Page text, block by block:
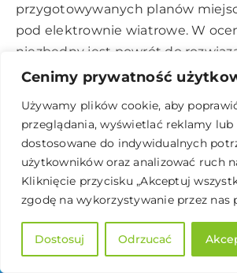
Cenimy prywatność
Używamy plików cookie, aby
przeglądania, wyświetlać reklamy lub
dostosowane do indywidualnych
użytkowników oraz analizować ruch
Kliknięcie przycisku „Akceptuj
zgodę na wykorzystywanie przez nas
Dostosuj Odrzucać
przygotowywanych planów
pod elektrownie wiatrowe. W
niezbędny jest powrót do
uzależniającego minimalne
mieszkalnymi od oddziaływania
które powinno być
przygotowania planu
to powinno być spójne dla
procedury (planistyka,
na budowę). Strefy z
zabudowie ujęte w MPZP